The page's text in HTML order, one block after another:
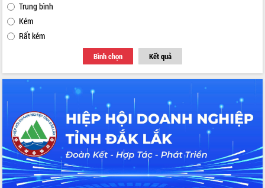
Trung bình
Kém
Rất kém
Bình chọn Kết quả